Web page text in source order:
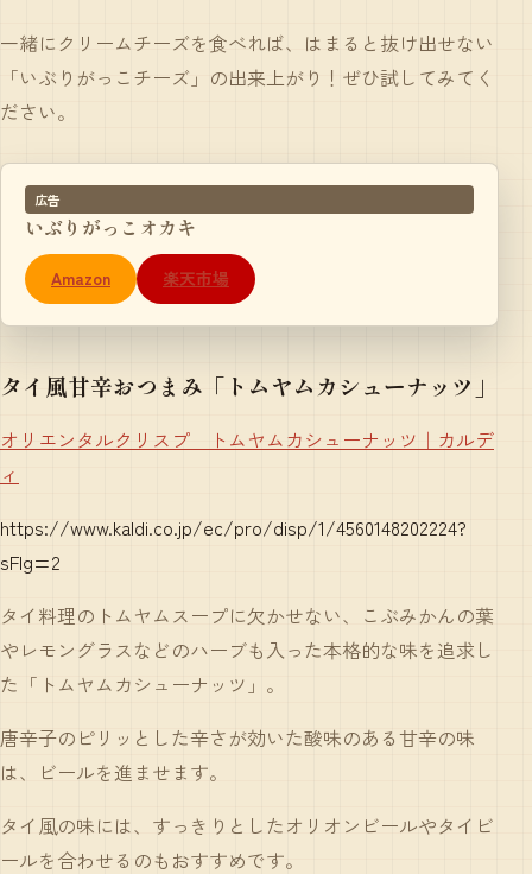
一緒にクリームチーズを食べれば、はまると抜け出せない
「いぶりがっこチーズ」の出来上がり！ぜひ試してみてく
ださい。
広告
いぶりがっこオカキ
Amazon 楽天市場
タイ風甘辛おつまみ「トムヤムカシューナッツ」
オリエンタルクリスプ トムヤムカシューナッツ｜カルデ
ィ
https://www.kaldi.co.jp/ec/pro/disp/1/4560148202224?
sFlg=2
タイ料理のトムヤムスープに欠かせない、こぶみかんの葉
やレモングラスなどのハーブも入った本格的な味を追求し
た「トムヤムカシューナッツ」。
唐辛子のピリッとした辛さが効いた酸味のある甘辛の味
は、ビールを進ませます。
タイ風の味には、すっきりとしたオリオンビールやタイビ
ールを合わせるのもおすすめです。